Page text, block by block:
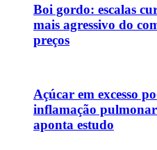
Boi gordo: escalas
mais agressivo do
preços
Açúcar em excesso
inflamação pulmonar
aponta estudo